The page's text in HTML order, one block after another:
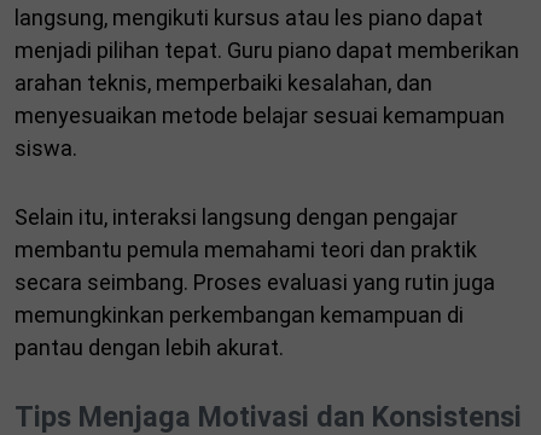
langsung, mengikuti kursus atau les piano dapat
menjadi pilihan tepat. Guru piano dapat memberikan
arahan teknis, memperbaiki kesalahan, dan
menyesuaikan metode belajar sesuai kemampuan
siswa.
Selain itu, interaksi langsung dengan pengajar
membantu pemula memahami teori dan praktik
secara seimbang. Proses evaluasi yang rutin juga
memungkinkan perkembangan kemampuan di
pantau dengan lebih akurat.
Tips Menjaga Motivasi dan Konsistensi